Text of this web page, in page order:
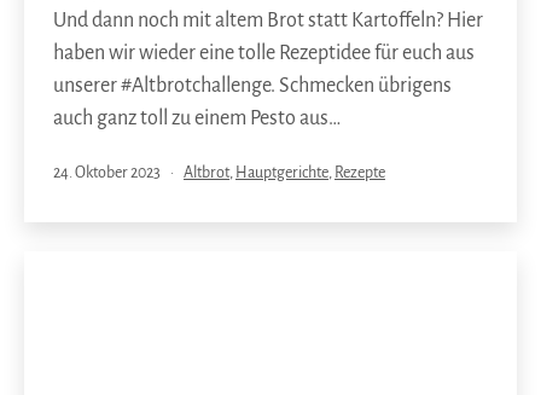
Und dann noch mit altem Brot statt Kartoffeln? Hier
haben wir wieder eine tolle Rezeptidee für euch aus
unserer #Altbrotchallenge. Schmecken übrigens
auch ganz toll zu einem Pesto aus…
Veröffentlicht
24. Oktober 2023
Kategorisiert
Altbrot, Hauptgerichte, Rezepte